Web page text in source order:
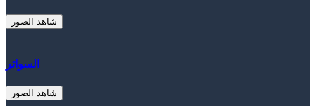
شاهد الصور
السواتر
شاهد الصور